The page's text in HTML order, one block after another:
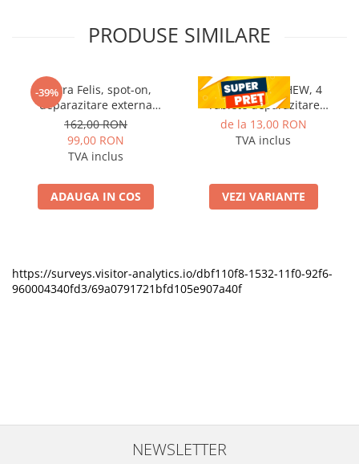
PRODUSE SIMILARE
-39%
Vectra Felis, spot-on,
deparazitare externa
pentru pisici, 3 pipete
162,00 RON
99,00 RON
TVA inclus
ADAUGA IN COS
CESTAL PLUS CHEW, 4
Tablete deparazitare
interna pentru caini
de la 13,00 RON
TVA inclus
VEZI VARIANTE
https://surveys.visitor-analytics.io/dbf110f8-1532-11f0-92f6-
960004340fd3/69a0791721bfd105e907a40f
NEWSLETTER